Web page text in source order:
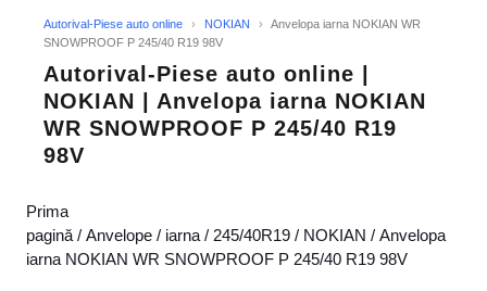
Autorival-Piese auto online › NOKIAN ›
Anvelopa iarna NOKIAN WR
SNOWPROOF P 245/40 R19 98V
Autorival-Piese auto online |
NOKIAN | Anvelopa iarna NOKIAN
WR SNOWPROOF P 245/40 R19
98V
Prima
pagină / Anvelope / iarna / 245/40R19 / NOKIAN / Anvelopa
iarna NOKIAN WR SNOWPROOF P 245/40 R19 98V